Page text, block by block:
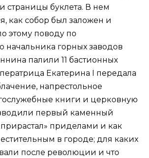
страницы буклета. В нем
как собор был заложен и
этому поводу по
начальника горных заводов
палили 11 бастионных
Екатерина I передала
напрестольное
книги и церковную
первый каменный
приделами и как
в городе; для каких
после революции и что